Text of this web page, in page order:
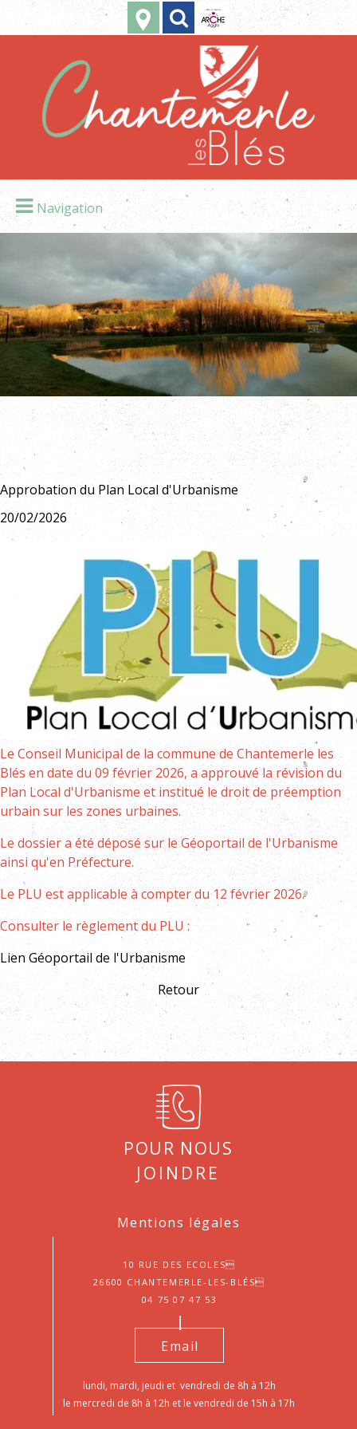
Navigation
Approbation du Plan Local d'Urbanisme
20/02/2026
Le Conseil Municipal de la commune de Chantemerle les
Blés en date du 09 février 2026, a approuvé la révision du
Plan Local d'Urbanisme et institué le droit de préemption
urbain sur les zones urbaines.
Le dossier a été déposé sur le Géoportail de l'Urbanisme
ainsi qu'en Préfecture.
Le PLU est applicable à compter du 12 février 2026.
Consulter le règlement du PLU :
Lien Géoportail de l'Urbanisme
Retour
Pour nous
joindre
Mentions légales
10 Rue des Ecoles
26600 Chantemerle-les-Blés
04 75 07 47 53
Email
lundi, mardi, jeudi et vendredi de 8h à 12h
le mercredi de 8h à 12h et le vendredi de 15h à 17h